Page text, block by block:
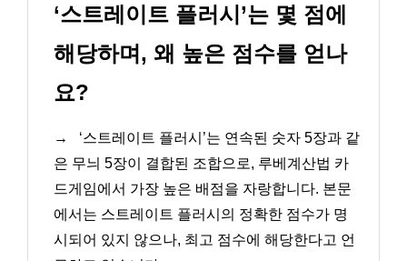
‘스트레이트 플러시’는 몇 점에
해당하며, 왜 높은 점수를 얻나
요?
→
‘스트레이트 플러시’는 연속된 숫자 5장과 같
은 무늬 5장이 결합된 조합으로, 루베계산법 카
드게임에서 가장 높은 배점을 자랑합니다. 본문
에서는 스트레이트 플러시의 정확한 점수가 명
시되어 있지 않으나, 최고 점수에 해당한다고 언